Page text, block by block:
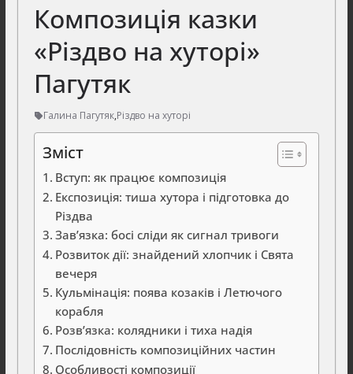
Композиція казки
«Різдво на хуторі»
Пагутяк
Галина Пагутяк,Різдво на хуторі
Зміст
Вступ: як працює композиція
Експозиція: тиша хутора і підготовка до
Різдва
Зав’язка: босі сліди як сигнал тривоги
Розвиток дії: знайдений хлопчик і Свята
вечеря
Кульмінація: поява козаків і Летючого
корабля
Розв’язка: колядники і тиха надія
Послідовність композиційних частин
Особливості композиції